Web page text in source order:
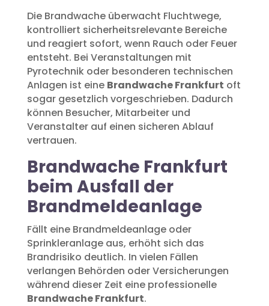
Die Brandwache überwacht Fluchtwege,
kontrolliert sicherheitsrelevante Bereiche
und reagiert sofort, wenn Rauch oder Feuer
entsteht. Bei Veranstaltungen mit
Pyrotechnik oder besonderen technischen
Anlagen ist eine Brandwache Frankfurt oft
sogar gesetzlich vorgeschrieben. Dadurch
können Besucher, Mitarbeiter und
Veranstalter auf einen sicheren Ablauf
vertrauen.
Brandwache Frankfurt
beim Ausfall der
Brandmeldeanlage
Fällt eine Brandmeldeanlage oder
Sprinkleranlage aus, erhöht sich das
Brandrisiko deutlich. In vielen Fällen
verlangen Behörden oder Versicherungen
während dieser Zeit eine professionelle
Brandwache Frankfurt.